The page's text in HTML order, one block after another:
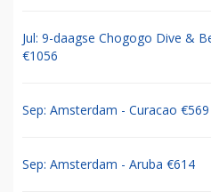
Jul: 9-daagse Chogogo Dive &
€1056
Sep: Amsterdam - Curacao €569
Sep: Amsterdam - Aruba €614